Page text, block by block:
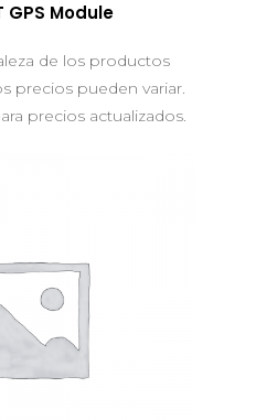
GPS Module
de los productos
precios pueden variar.
precios actualizados.